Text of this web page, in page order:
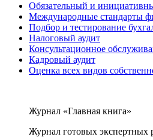
Обязательный и
Международные стандарты
Подбор и тестирование
Налоговый аудит
Консультационное
Кадровый аудит
Оценка всех видов
Журнал «Главная книга»
Журнал готовых экспертных